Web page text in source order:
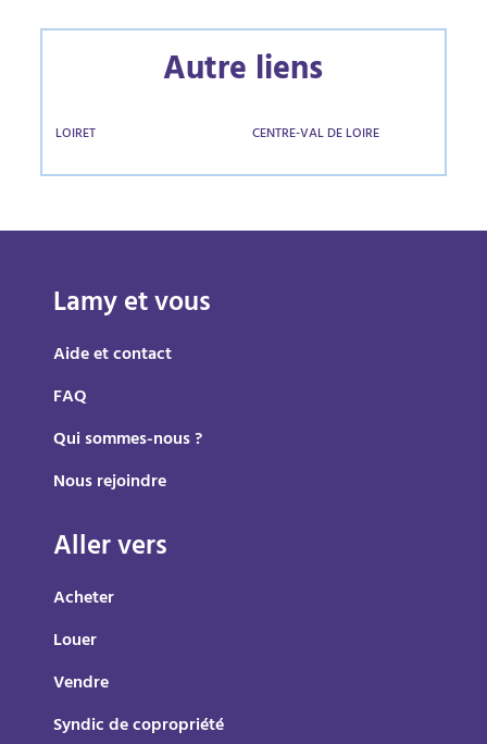
Autre liens
LOIRET CENTRE-VAL DE LOIRE
Lamy et vous
Aide et contact
FAQ
Qui sommes-nous ?
Nous rejoindre
Aller vers
Acheter
Louer
Vendre
Syndic de copropriété